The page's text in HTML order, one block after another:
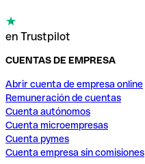
en Trustpilot
CUENTAS DE EMPRESA
Abrir cuenta de empresa online
Remuneración de cuentas
Cuenta autónomos
Cuenta microempresas
Cuenta pymes
Cuenta empresa sin comisiones